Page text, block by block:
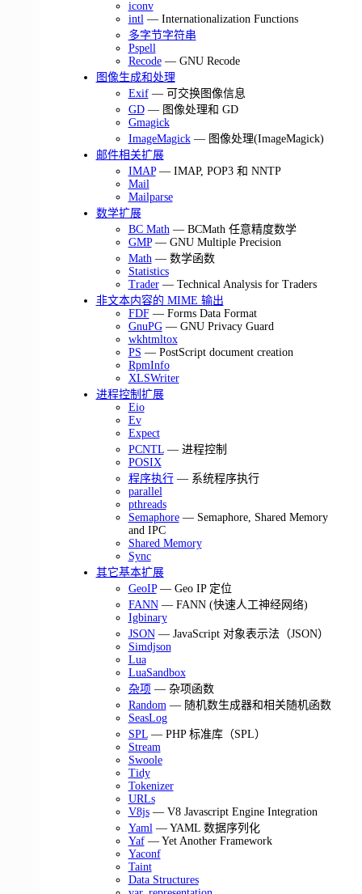
iconv
intl — Internationalization Functions
多字节字符串
Pspell
Recode— GNU Recode
图像生成和处理
Exif— 可交换图像信息
GD— 图像处理和 GD
Gmagick
ImageMagick— 图像处理(ImageMagick)
邮件相关扩展
IMAP— IMAP, POP3 和 NNTP
Mail
Mailparse
数学扩展
BC Math — BCMath 任意精度数学
GMP— GNU Multiple Precision
Math — 数学函数
Statistics
Trader— Technical Analysis for Traders
非文本内容的 MIME 输出
FDF— Forms Data Format
GnuPG— GNU Privacy Guard
wkhtmltox
PS — PostScript document creation
RpmInfo
XLSWriter
进程控制扩展
Eio
Ev
Expect
PCNTL— 进程控制
POSIX
程序执行— 系统程序执行
parallel
pthreads
Semaphore— Semaphore, Shared Memory
and IPC
Shared Memory
Sync
其它基本扩展
GeoIP— Geo IP 定位
FANN— FANN (快速人工神经网络)
Igbinary
JSON— JavaScript 对象表示法（JSON）
Simdjson
Lua
LuaSandbox
杂项 — 杂项函数
Random — 随机数生成器和相关随机函数
SeasLog
SPL— PHP 标准库（SPL）
Stream
Swoole
Tidy
Tokenizer
URLs
V8js— V8 Javascript Engine Integration
Yaml — YAML 数据序列化
Yaf— Yet Another Framework
Yaconf
Taint
Data Structures